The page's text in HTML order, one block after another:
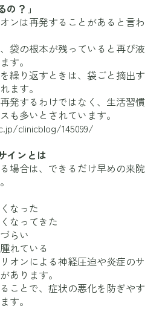
の？」
ンは再発することがあると言わ
袋の根本が残っていると再び液
す。
繰り返すときは、袋ごと摘出す
ます。
発するわけではなく、生活習慣
も多いとされています。
clinicblog/145099/
インとは
場合は、できるだけ早めの来院
なった
なってきた
らい
れている
オンによる神経圧迫や炎症のサ
あります。
ことで、症状の悪化を防ぎやす
す。